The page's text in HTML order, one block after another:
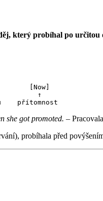
který probíhal po určitou
[Now]
↑
she got promoted. –
probíhala před